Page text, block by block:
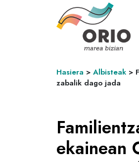
Hasiera > Albisteak >
zabalik dago jada
ekainean